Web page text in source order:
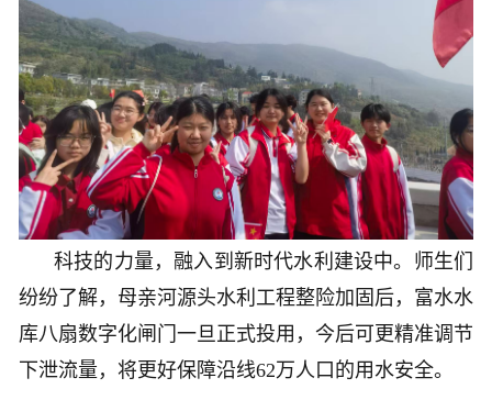
科技的力量，融入到新时代水利建设中。师生们
纷纷了解，母亲河源头水利工程整险加固后，富水水
库八扇数字化闸门一旦正式投用，今后可更精准调节
下泄流量，将更好保障沿线62万人口的用水安全。